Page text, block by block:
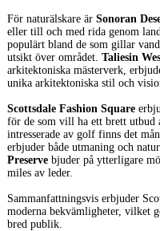
För naturälskare är Sonoran
eller till och med rida genom
populärt bland de som gillar
utsikt över området. Taliesin
arkitektoniska mästerverk,
unika arkitektoniska stil och
Scottsdale Fashion Square
för de som vill ha ett brett utbud
intresserade av golf finns det
erbjuder både utmaning och
Preservebjuder på ytterligare
miles av leder.
Sammanfattningsvis erbjuder
moderna bekvämligheter, vilket
bred publik.